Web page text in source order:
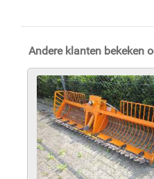
Andere klanten bekeken